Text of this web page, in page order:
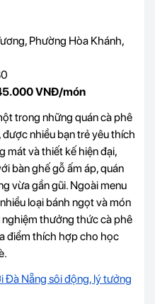
Phường Hòa Khánh,
VNĐ/món
trong những quán cà phê
nhiều bạn trẻ yêu thích
mát và thiết kế hiện đại,
bàn ghế gỗ ấm áp, quán
vừa gần gũi. Ngoài menu
loại bánh ngọt và món
nghiệm thưởng thức cà phê
điểm thích hợp cho học
Đà Nẵng sôi động, lý tưởng